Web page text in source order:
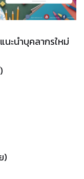
ะนำบุคลากรใหม่
)